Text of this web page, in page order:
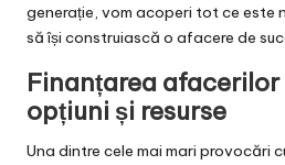
generație, vom acoperi tot ce este
să își construiască o afacere de
Finanțarea
opțiuni și resurse
Una dintre cele mai mari provocări